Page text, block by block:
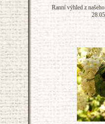
Ranní výhled z